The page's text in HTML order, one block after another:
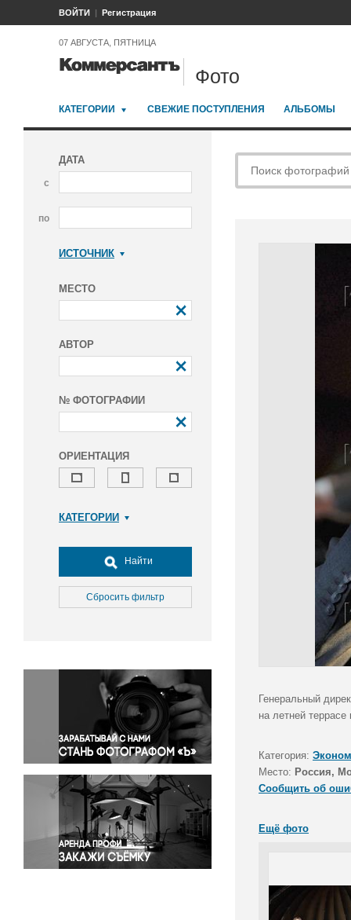
ВОЙТИ Регистрация
07 АВГУСТА, ПЯТНИЦА
Фото
КАТЕГОРИИ СВЕЖИЕ ПОСТУПЛЕНИЯ АЛЬБОМЫ
ДАТА
с
по
ИСТОЧНИК
МЕСТО
АВТОР
№ ФОТОГРАФИИ
ОРИЕНТАЦИЯ
КАТЕГОРИИ
Досуг, туризм и отдых
Культура
Медицина
Окружающая среда
Политика
Правосудие
Происшествия и конфликты
Религия
Светская жизнь
Спорт
Экология
Экономика и бизнес
Найти
Сбросить фильтр
Генеральный
на летней
Категория:
Место: Россия,
Сообщить об
Ещё фото